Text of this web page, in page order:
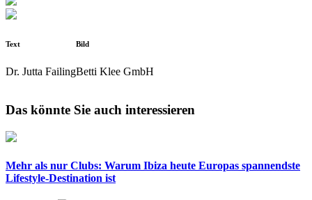
Text
Dr. Jutta Failing
Bild
Betti Klee GmbH
Das könnte Sie auch interessieren
Mehr als nur Clubs: Warum Ibiza heute Europas spannendste
Lifestyle-Destination ist